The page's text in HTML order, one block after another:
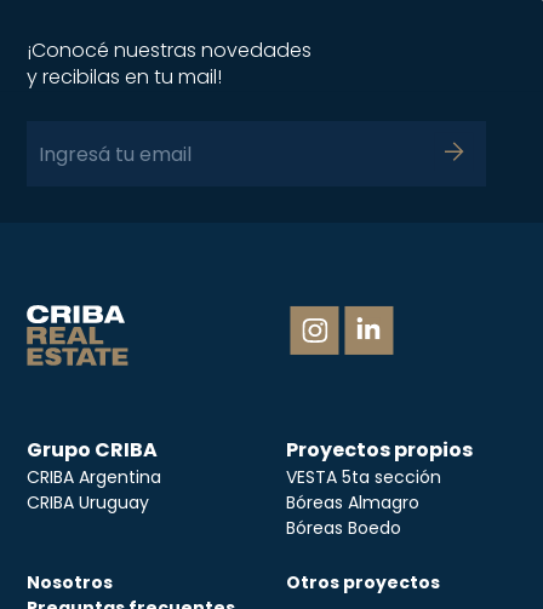
¡Conocé nuestras novedades
y recibilas en tu mail!
Grupo CRIBA
CRIBA Argentina
CRIBA Uruguay
Proyectos propios
VESTA 5ta sección
Bóreas Almagro
Bóreas Boedo
Nosotros
Otros proyectos